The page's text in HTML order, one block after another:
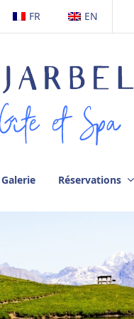
FR EN
Galerie Réservations